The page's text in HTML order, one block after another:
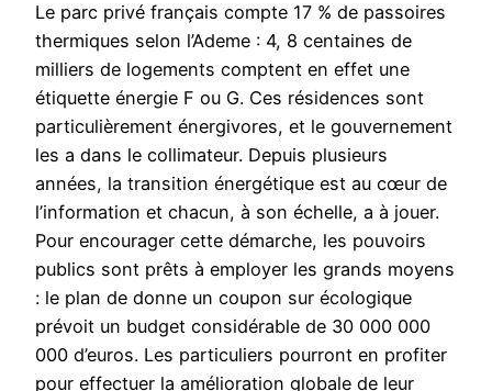
Le parc privé français compte 17 % de passoires
thermiques selon l’Ademe : 4, 8 centaines de
milliers de logements comptent en effet une
étiquette énergie F ou G. Ces résidences sont
particulièrement énergivores, et le gouvernement
les a dans le collimateur. Depuis plusieurs
années, la transition énergétique est au cœur de
l’information et chacun, à son échelle, a à jouer.
Pour encourager cette démarche, les pouvoirs
publics sont prêts à employer les grands moyens
: le plan de donne un coupon sur écologique
prévoit un budget considérable de 30 000 000
000 d’euros. Les particuliers pourront en profiter
pour effectuer la amélioration globale de leur